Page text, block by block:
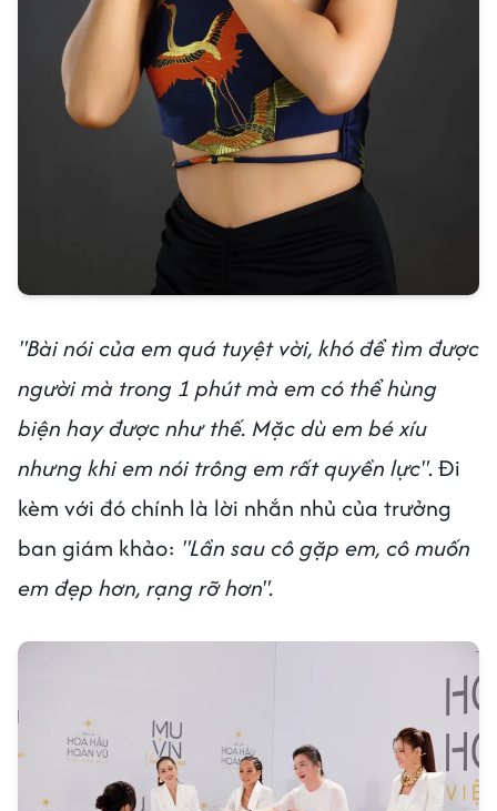
"Bài nói của em quá tuyệt vời, khó để tìm được
người mà trong 1 phút mà em có thể hùng
biện hay được như thế. Mặc dù em bé xíu
nhưng khi em nói trông em rất quyền lực". Đi
kèm với đó chính là lời nhắn nhủ của trưởng
ban giám khảo: "Lần sau cô gặp em, cô muốn
em đẹp hơn, rạng rỡ hơn".